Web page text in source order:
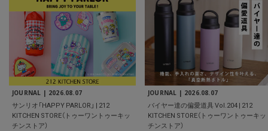
JOURNAL | 2026.08.07
サンリオ「HAPPY PARLOR」 | 212
KITCHEN STORE（トゥーワントゥーキッ
チンストア）
JOURNAL | 2026.08.07
バイヤー達の偏愛道具 Vol.204 | 212
KITCHEN STORE（トゥーワントゥーキッ
チンストア）